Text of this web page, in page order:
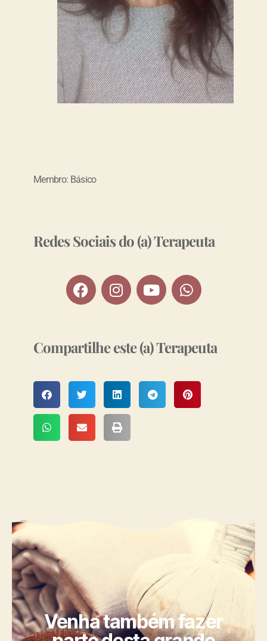
Membro: Básico
Redes Sociais do (a) Terapeuta
Compartilhe este (a) Terapeuta
Venha também fazer